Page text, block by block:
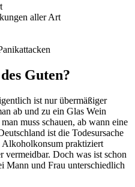
aller Art
Guten?
ist nur übermäßiger
ab und zu ein Glas Wein
muss schauen, ab wann eine
ist die Todesursache
Alkoholkonsum praktiziert
vermeidbar. Doch was ist schon
Mann und Frau unterschiedlich